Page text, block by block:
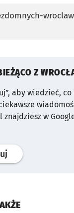
Z
aby wiedzieć,
w
profil